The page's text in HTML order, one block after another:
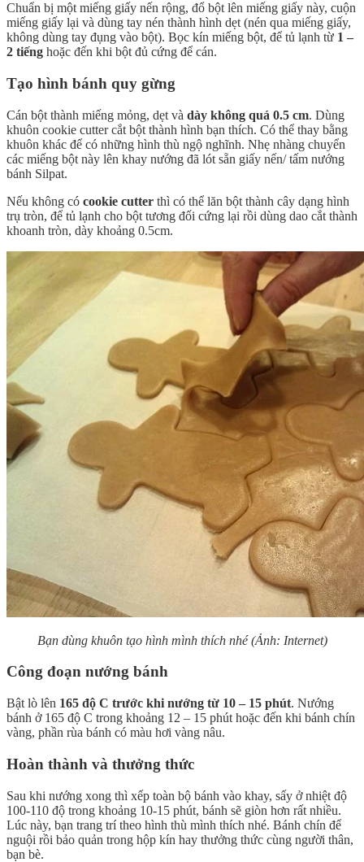
Chuẩn bị một miếng giấy nến rộng, đổ bột lên miếng giấy này, cuộn
miếng giấy lại và dùng tay nén thành hình dẹt (nén qua miếng giấy,
không dùng tay đụng vào bột). Bọc kín miếng bột, để tủ lạnh từ 1 –
2 tiếng hoặc đến khi bột đủ cứng để cán.
Tạo hình bánh quy gừng
Cán bột thành miếng mỏng, dẹt và dày không quá 0.5 cm. Dùng
khuôn cookie cutter cắt bột thành hình bạn thích. Có thể thay bằng
khuôn khác để có những hình thù ngộ nghĩnh. Nhẹ nhàng chuyển
các miếng bột này lên khay nướng đã lót sẵn giấy nến/ tấm nướng
bánh Silpat.
Nếu không có cookie cutter thì có thể lăn bột thành cây dạng hình
trụ tròn, để tủ lạnh cho bột tương đối cứng lại rồi dùng dao cắt thành
khoanh tròn, dày khoảng 0.5cm.
Bạn dùng khuôn tạo hình mình thích nhé (Ảnh: Internet)
Công đoạn nướng bánh
Bật lò lên 165 độ C trước khi nướng từ 10 – 15 phút. Nướng
bánh ở 165 độ C trong khoảng 12 – 15 phút hoặc đến khi bánh chín
vàng, phần rùa bánh có màu hơi vàng nâu.
Hoàn thành và thưởng thức
Sau khi nướng xong thì xếp toàn bộ bánh vào khay, sấy ở nhiệt độ
100-110 độ trong khoảng 10-15 phút, bánh sẽ giòn hơn rất nhiều.
Lúc này, bạn trang trí theo hình thù mình thích nhé. Bánh chín để
nguội rồi bảo quản trong hộp kín hay thưởng thức cùng người thân,
bạn bè.